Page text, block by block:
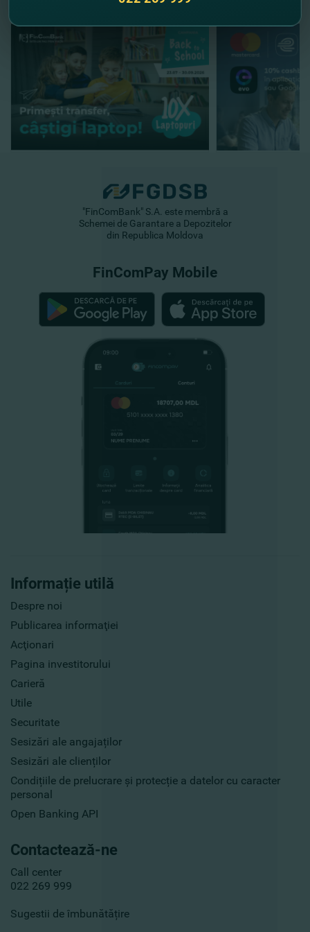
Informație utilă
Despre noi
Publicarea informaţiei
Acţionari
Pagina investitorului
Carieră
Utile
Securitate
Sesizări ale angajaților
Sesizări ale clienților
Condițiile de prelucrare și protecție a datelor cu caracter
personal
Open Banking API
Contactează-ne
Call center
022 269 999
Sugestii de îmbunătățire
"FinComBank" S.A. este membră a
Schemei de Garantare a Depozitelor
din Republica Moldova
FinComPay Mobile